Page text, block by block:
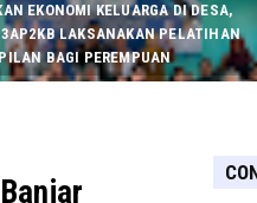
EKONOMI KELUARGA DI DESA,
LAKSANAKAN PELATIHAN
BAGI PEREMPUAN